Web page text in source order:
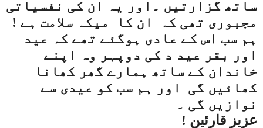
ساتھ گزارتیں ۔اور یہ ان کی نفسیاتی
مجبوری تھی کہ
ان کا
میکہ سلامت ہے !
ہم سب اس کے عادی ہوگئے تھے کہ عید
اور بقر عید د کی دوپہر وہ اپنے
خاندان کے ساتھ ہمارے گھر کھانا
کھائیں گی
اور ہم سب کو عیدی سے
نوازیں گی ۔
عزیز قارئین !